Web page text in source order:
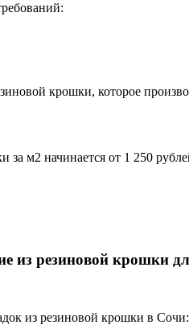
крошки, которое
м2 начинается от 1 250
из резиновой крошки
из резиновой крошки в Сочи: